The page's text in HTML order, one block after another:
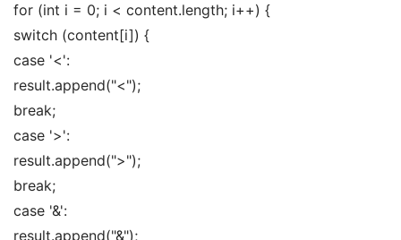
for (int i = 0; i < content.length; i++) {
switch (content[i]) {
case '<':
result.append("<");
break;
case '>':
result.append(">");
break;
case '&':
result.append("&");